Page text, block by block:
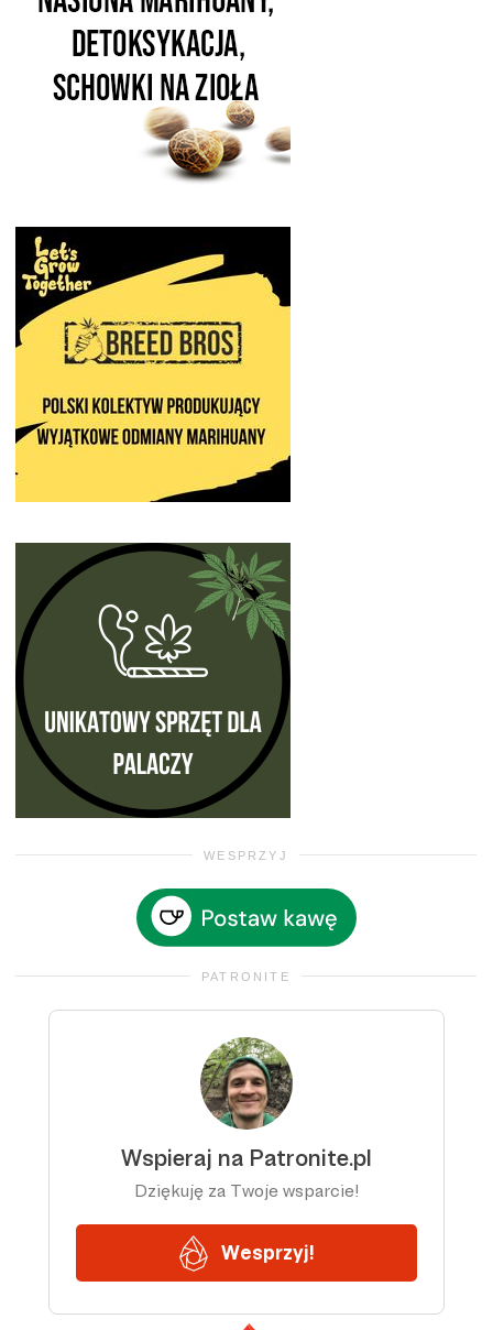
WESPRZYJ
PATRONITE